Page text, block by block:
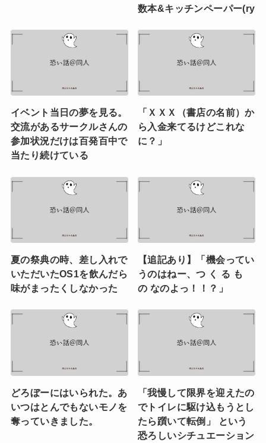
数本&キッチンペーパー(ry
イベント当日の夢を見る。
交流があるサークルさんの
参加状況だけは百発百中で
当たり続けている
「ＸＸＸ（書店の名前）か
ら入金来てるけどこれな
に？」
夏の祭典の時、差し入れで
いただいたOS1を飲んだら
味がまったくしなかった
【追記あり】「機会ってい
うのはねー、つ く る も
の なのよっ！！？」
どろぼーにはいられた。あ
いつはとんでもないモノを
奪っていきました。
「我慢して限界を迎えたの
でトイレに駆け込もうとし
たら躓いて転倒」 という
恐ろしいシチュエーション